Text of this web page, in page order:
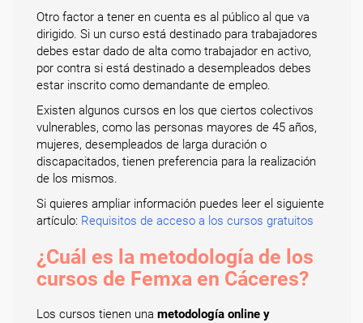
Otro factor a tener en cuenta es al público al que va
dirigido. Si un curso está destinado para trabajadores
debes estar dado de alta como trabajador en activo,
por contra si está destinado a desempleados debes
estar inscrito como demandante de empleo.
Existen algunos cursos en los que ciertos colectivos
vulnerables, como las personas mayores de 45 años,
mujeres, desempleados de larga duración o
discapacitados, tienen preferencia para la realización
de los mismos.
Si quieres ampliar información puedes leer el siguiente
artículo: Requisitos de acceso a los cursos gratuitos
¿Cuál es la metodología de los
cursos de Femxa en Cáceres?
Los cursos tienen una metodología online y